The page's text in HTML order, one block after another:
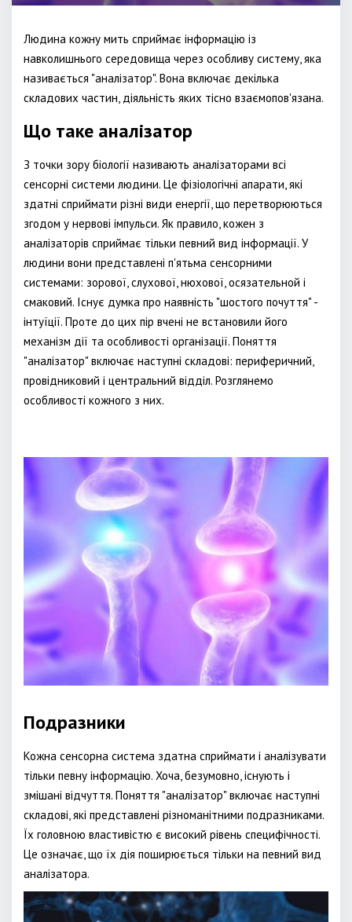
Людина кожну мить сприймає інформацію із
навколишнього середовища через особливу систему, яка
називається "аналізатор". Вона включає декілька
складових частин, діяльність яких тісно взаємопов'язана.
Що таке аналізатор
З точки зору біології називають аналізаторами всі
сенсорні системи людини. Це фізіологічні апарати, які
здатні сприймати різні види енергії, що перетворюються
згодом у нервові імпульси. Як правило, кожен з
аналізаторів сприймає тільки певний вид інформації. У
людини вони представлені п'ятьма сенсорними
системами: зорової, слухової, нюхової, осязательной і
смаковий. Існує думка про наявність "шостого почуття" -
інтуїції. Проте до цих пір вчені не встановили його
механізм дії та особливості організації. Поняття
"аналізатор" включає наступні складові: периферичний,
провідниковий і центральний відділ. Розглянемо
особливості кожного з них.
Подразники
Кожна сенсорна система здатна сприймати і аналізувати
тільки певну інформацію. Хоча, безумовно, існують і
змішані відчуття. Поняття "аналізатор" включає наступні
складові, які представлені різноманітними подразниками.
Їх головною властивістю є високий рівень специфічності.
Це означає, що їх дія поширюється тільки на певний вид
аналізатора.